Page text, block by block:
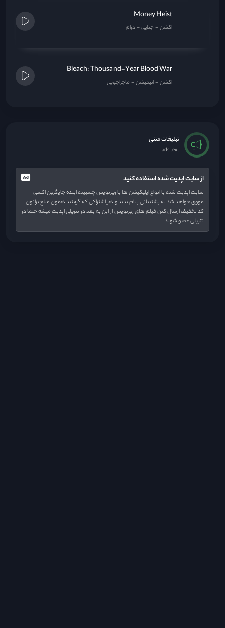
Money Heist
اکشن جنایی درام
Bleach: Thousand-Year Blood War
اکشن انیمیشن ماجراجویی
تبلیغات متنی
ads text
از سایت اپدیت شده استفاده کنید
سایت اپدیت شده با انواع اپلیکیشن ها با زیرنویس چسبیده اینده جایگزین اکسی
مووی خواهد شد به پشتیبانی پیام بدید و هر اشتراکی که گرفتید همون مبلغ براتون
کد تخفیف ارسال کنن فیلم های زیرنویس از این به بعد در نترپلی اپدیت میشه حتما در
نترپلی عضو شوید